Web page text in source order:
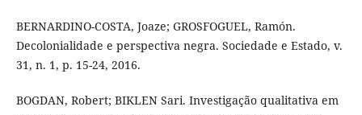
BERNARDINO-COSTA, Joaze; GROSFOGUEL, Ramón.
Decolonialidade e perspectiva negra. Sociedade e Estado, v.
31, n. 1, p. 15-24, 2016.
BOGDAN, Robert; BIKLEN Sari. Investigação qualitativa em